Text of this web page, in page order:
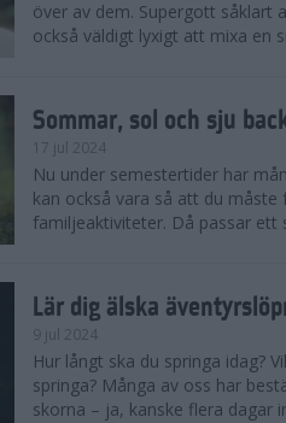
över av dem. Supergott såklart
också väldigt lyxigt att mixa en
Sommar, sol och sju
17 jul 2024
Nu under semestertider har
kan också vara så att du
familjeaktiviteter. Då passar ett
Lär dig älska
9 jul 2024
Hur långt ska du springa idag?
springa? Många av oss har
skorna – ja, kanske flera dagar